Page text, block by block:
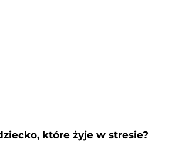
które żyje w stresie?